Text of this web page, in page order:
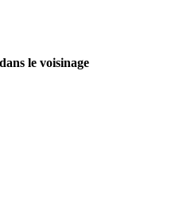
le voisinage